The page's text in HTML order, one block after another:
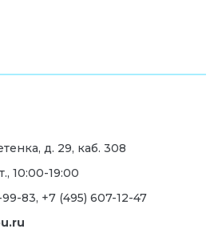
д. 29, каб. 308
10:00-19:00
83, +7 (495) 607-12-47